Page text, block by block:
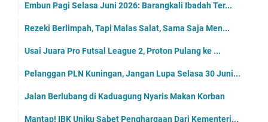
Embun Pagi Selasa Juni 2026: Barangkali Ibadah Ter...
Rezeki Berlimpah, Tapi Malas Salat, Sama Saja Men...
Usai Juara Pro Futsal League 2, Proton Pulang ke ...
Pelanggan PLN Kuningan, Jangan Lupa Selasa 30 Juni...
Jalan Berlubang di Kaduagung Nyaris Makan Korban
Mantap! IBK Uniku Sabet Penghargaan Dari Kementeri...